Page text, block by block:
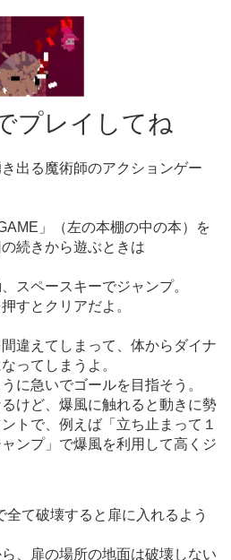
プレイしてね
出る魔術師のアクションゲー
」（左の本棚の中の本）を
続きから遊ぶときは
スペースキーでジャンプ。
すとクリアだよ。
違えてしまって、体からダイナ
ってしまうよ。
に急いでゴールを目指そう。
けど、爆風に触れると動きに勢
トで、例えば「立ち止まって１
ンプ」で爆風を利用して高くジ
全て破壊すると扉に入れるよう
、扉の場所の地面は破壊しない